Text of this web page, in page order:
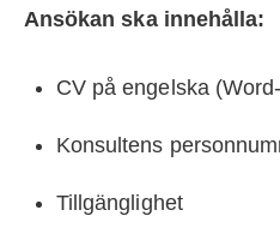
Ansökan ska innehålla:
CV på engelska
Konsultens
Tillgänglighet